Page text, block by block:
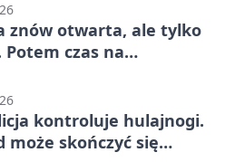
znów otwarta, ale tylko
czas na
kontroluje hulajnogi.
może skończyć się